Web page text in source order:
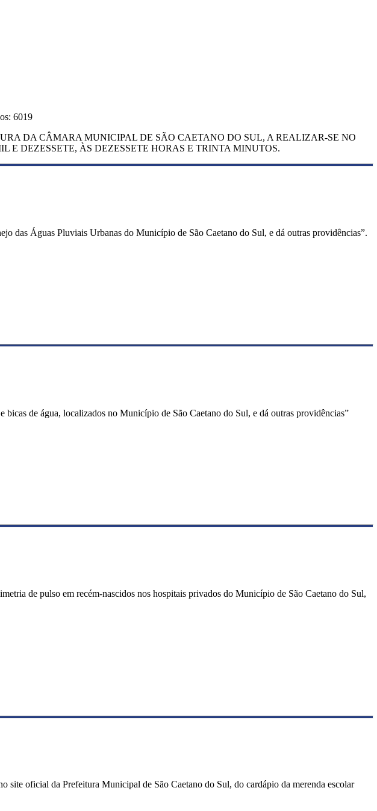
6019
DA CÂMARA MUNICIPAL DE SÃO CAETANO DO SUL, A REALIZAR-SE NO
E DEZESSETE, ÀS DEZESSETE HORAS E TRINTA MINUTOS.
das Águas Pluviais Urbanas do Município de São Caetano do Sul, e dá outras providências”.
bicas de água, localizados no Município de São Caetano do Sul, e dá outras providências”
de pulso em recém-nascidos nos hospitais privados do Município de São Caetano do Sul,
site oficial da Prefeitura Municipal de São Caetano do Sul, do cardápio da merenda escolar